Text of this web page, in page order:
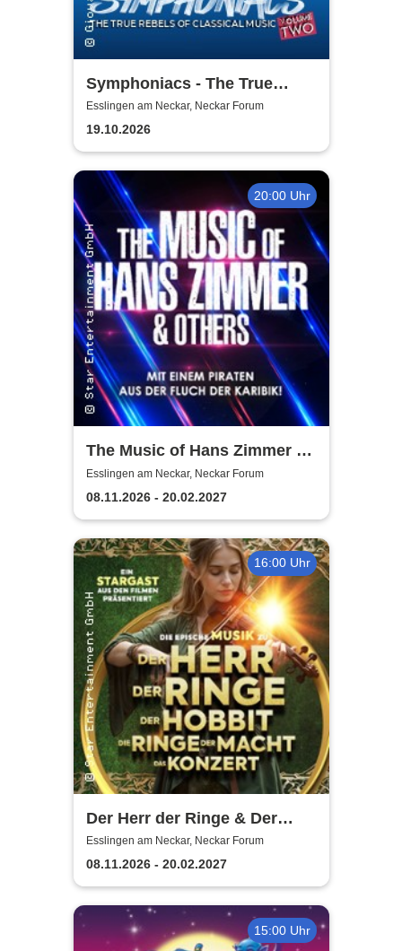
Symphoniacs - The True
Rebels Of Classical Music
Esslingen am Neckar, Neckar Forum
19.10.2026
20:00 Uhr
The Music of Hans Zimmer &
Others - A Celebration of Film
Music
Esslingen am Neckar, Neckar Forum
08.11.2026 - 20.02.2027
16:00 Uhr
Der Herr der Ringe & Der
Hobbit
Esslingen am Neckar, Neckar Forum
08.11.2026 - 20.02.2027
15:00 Uhr